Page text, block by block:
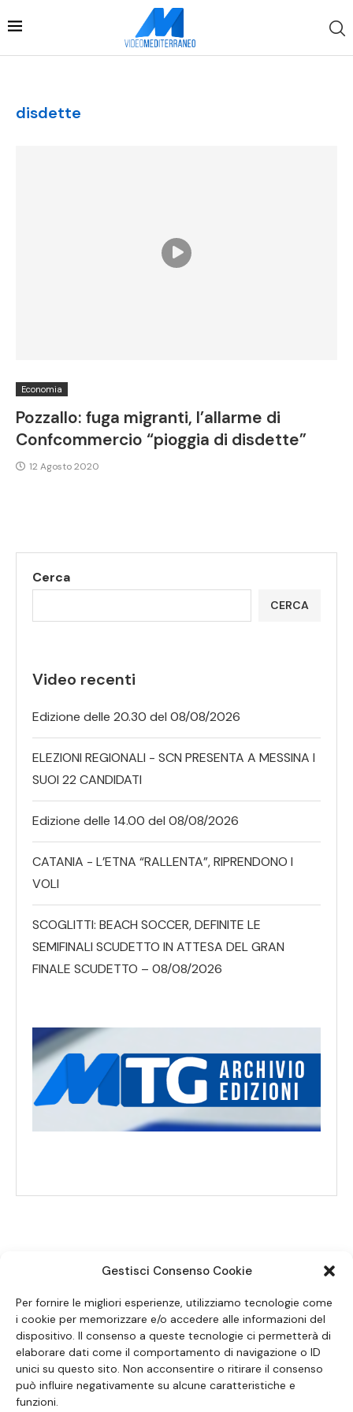
Gestisci Consenso Cookie
Per fornire le migliori esperienze, utilizziamo tecnologie come
i cookie per memorizzare e/o accedere alle informazioni del
dispositivo. Il consenso a queste tecnologie ci permetterà di
elaborare dati come il comportamento di navigazione o ID
unici su questo sito. Non acconsentire o ritirare il consenso
può influire negativamente su alcune caratteristiche e
funzioni.
disdette
Economia
Pozzallo: fuga migranti, l’allarme di
Confcommercio “pioggia di disdette”
12 Agosto 2020
Cerca
CERCA
Video recenti
Edizione delle 20.30 del 08/08/2026
ELEZIONI REGIONALI - SCN PRESENTA A MESSINA I
SUOI 22 CANDIDATI
Edizione delle 14.00 del 08/08/2026
CATANIA - L’ETNA “RALLENTA”, RIPRENDONO I
VOLI
SCOGLITTI: BEACH SOCCER, DEFINITE LE
SEMIFINALI SCUDETTO IN ATTESA DEL GRAN
FINALE SCUDETTO – 08/08/2026
SEGUICI SUI SOCIAL